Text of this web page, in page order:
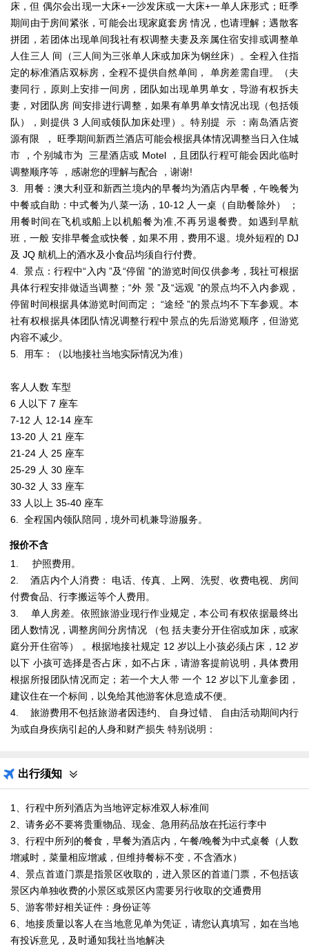
床，但 偶尔会出现一大床+一沙发床或一大床+一单人床形式；旺季
期间由于房间紧张，可能会出现家庭套房 情况，也请理解；遇散客
拼团，若团体出现单间我社有权调整夫妻及亲属住宿安排或调整单
人住三人 间（三人间为三张单人床或加床为钢丝床）。全程入住指
定的标准酒店双标房，全程不提供自然单间， 单房差需自理。（夫
妻同行，原则上安排一间房，团队如出现单男单女，导游有权拆夫
妻，对团队房 间安排进行调整，如果有单男单女情况出现（包括领
队），则提供 3 人间或领队加床处理）。特别提 示 ：南岛酒店资
源有限 ， 旺季期间新西兰酒店可能会根据具体情况调整当日入住城
市 ，个别城市为 三星酒店或 Motel ，且团队行程可能会因此临时
调整顺序等 ，感谢您的理解与配合 ，谢谢!
3. 用餐：澳大利亚和新西兰境内的早餐均为酒店内早餐，午晚餐为
中餐或自助：中式餐为八菜一汤，10-12 人一桌（自助餐除外） ；
用餐时间在飞机或船上以机船餐为准,不再另退餐费。如遇到早航
班，一般 安排早餐盒或快餐，如果不用，费用不退。境外短程的 DJ
及 JQ 航机上的酒水及小食品均须自行付费。
4. 景点：行程中“入内 ”及“停留 ”的游览时间仅供参考，我社可根据
具体行程安排做适当调整；“外 景 ”及“远观 ”的景点均不入内参观，
停留时间根据具体游览时间而定； “途经 ”的景点均不下车参观。本
社有权根据具体团队情况调整行程中景点的先后游览顺序，但游览
内容不减少。
5. 用车：（以地接社当地实际情况为准）
客人人数 车型
6 人以下 7 座车
7-12 人 12-14 座车
13-20 人 21 座车
21-24 人 25 座车
25-29 人 30 座车
30-32 人 33 座车
33 人以上 35-40 座车
6. 全程国内领队陪同，境外司机兼导游服务。
报价不含
1. 护照费用。
2. 酒店内个人消费： 电话、传真、上网、洗熨、收费电视、房间
付费食品、行李搬运等个人费用。
3. 单人房差。依照旅游业现行作业规定，本公司有权依据最终出
团人数情况，调整房间分房情况 （包 括夫妻分开住宿或加床，或家
庭分开住宿等） 。根据地接社规定 12 岁以上小孩必须占床，12 岁
以下 小孩可选择是否占床，如不占床，请游客提前说明，具体费用
根据所报团队情况而定；若一个大人带 一个 12 岁以下儿童参团，
建议住在一个标间，以免给其他游客休息造成不便。
4. 旅游费用不包括旅游者因违约、 自身过错、 自由活动期间内行
为或自身疾病引起的人身和财产损失 特别说明：
出行须知
1、行程中所列酒店为当地评定标准双人标准间
2、请务必不要将贵重物品、现金、急用药品放在托运行李中
3、行程中所列的餐食，早餐为酒店内，午餐/晚餐为中式桌餐（人数
增减时，菜量相应增减，但维持餐标不变，不含酒水）
4、景点首道门票是指景区收取的，进入景区的首道门票，不包括该
景区内单独收费的小景区或景区内需要另行收取的交通费用
5、游客带好相关证件：身份证等
6、地接质量以客人在当地意见单为凭证，请您认真填写，如在当地
有投诉意见，及时通知我社当地解决